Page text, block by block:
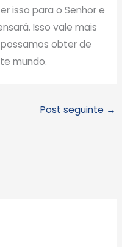
isso para o Senhor e
Isso vale mais
obter de
mundo.
Post seguinte →